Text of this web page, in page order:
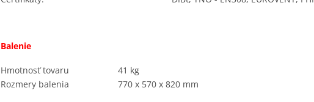
Balenie
Hmotnosť tovaru
41 kg
Rozmery balenia
770 x 570 x 820 mm